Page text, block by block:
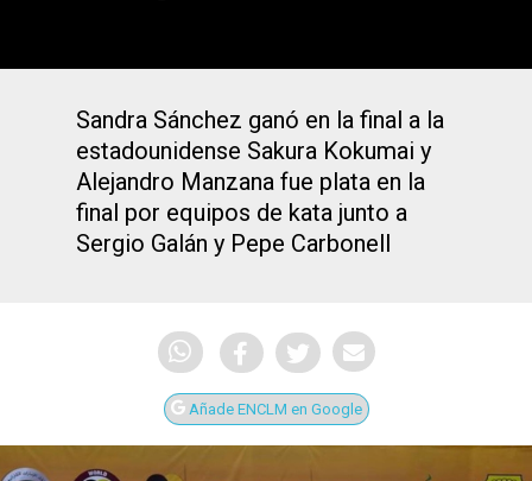
Sandra Sánchez ganó en la final a la
estadounidense Sakura Kokumai y
Alejandro Manzana fue plata en la
final por equipos de kata junto a
Sergio Galán y Pepe Carbonell
Añade ENCLM en Google